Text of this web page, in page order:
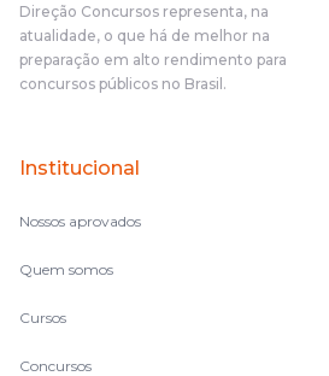
o aluno, além de ter que estudar, ele
fazendo um cronograma, num pós-
complicado, é uma avalanche de
terem feito isso é muito bacana, porque
no volume de matérias.
Direção Concursos representa, na
atualidade, o que há de melhor na
preparação em alto rendimento para
concursos públicos no Brasil.
Institucional
Nossos aprovados
Quem somos
Cursos
Concursos